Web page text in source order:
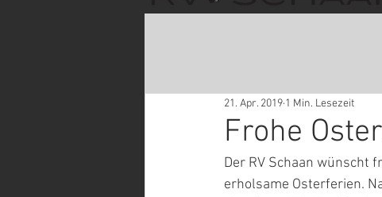
Frohe
21. Apr. 2019 1 Min. Lesezeit
Der RV Schaan wünscht
erholsame Osterferien.